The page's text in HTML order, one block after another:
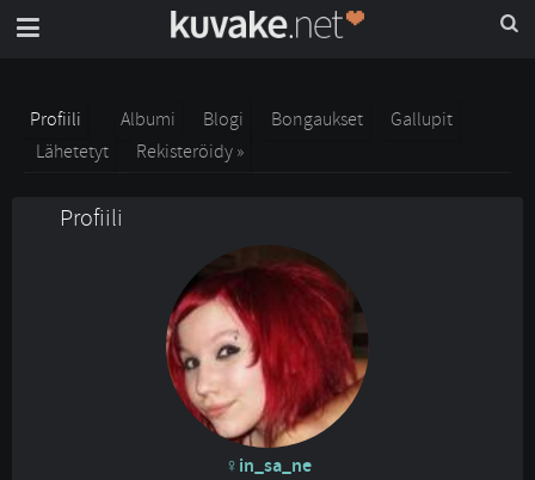
Profiili Albumi Blogi Bongaukset
Gallupit
Lähetetyt
Rekisteröidy »
Profiili
in_sa_ne